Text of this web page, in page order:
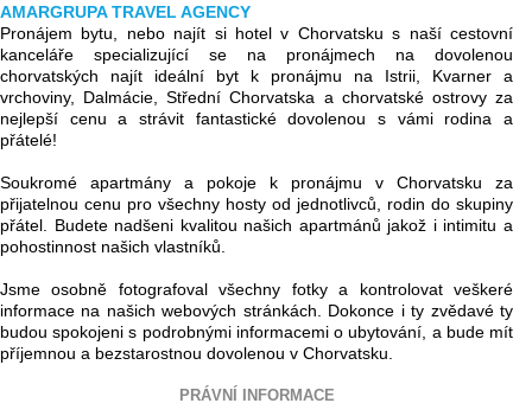
AMARGRUPA TRAVEL AGENCY
Pronájem bytu, nebo najít si hotel v Chorvatsku s naší cestovní
kanceláře specializující se na pronájmech na dovolenou
chorvatských najít ideální byt k pronájmu na Istrii, Kvarner a
vrchoviny, Dalmácie, Střední Chorvatska a chorvatské ostrovy za
nejlepší cenu a strávit fantastické dovolenou s vámi rodina a
přátelé!
Soukromé apartmány a pokoje k pronájmu v Chorvatsku za
přijatelnou cenu pro všechny hosty od jednotlivců, rodin do skupiny
přátel. Budete nadšeni kvalitou našich apartmánů jakož i intimitu a
pohostinnost našich vlastníků.
Jsme osobně fotografoval všechny fotky a kontrolovat veškeré
informace na našich webových stránkách. Dokonce i ty zvědavé ty
budou spokojeni s podrobnými informacemi o ubytování, a bude mít
příjemnou a bezstarostnou dovolenou v Chorvatsku.
PRÁVNÍ INFORMACE